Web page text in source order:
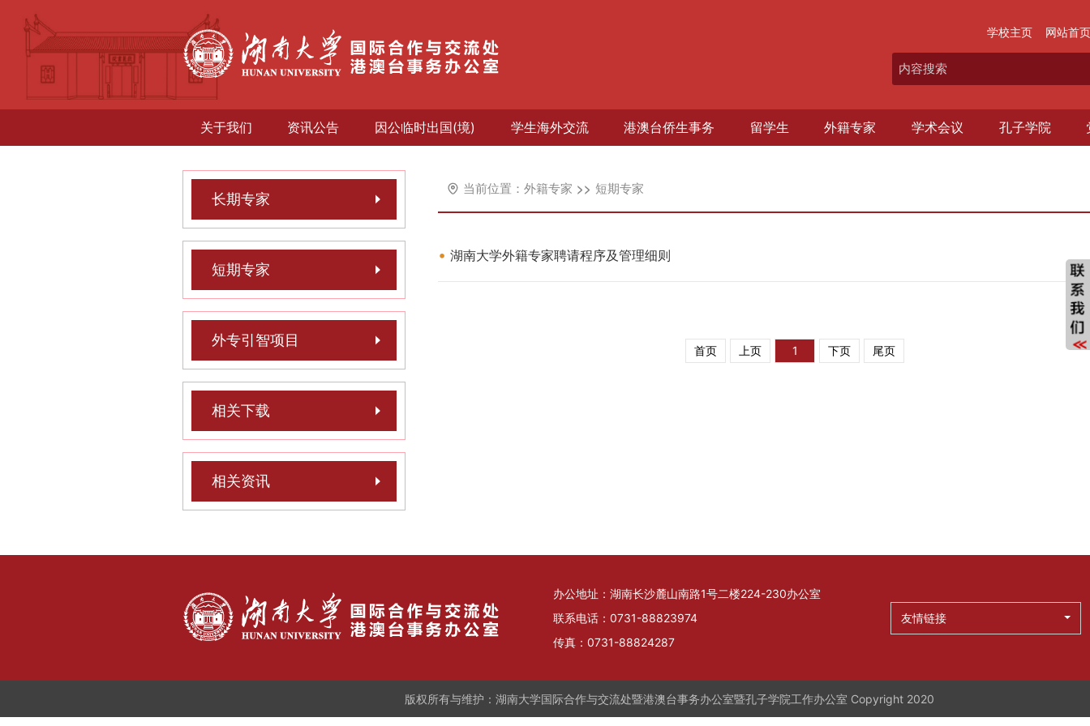
学校主页 网站首页
关于我们 资讯公告 因公临时出国(境) 学生海外交流 港澳台侨生事务 留学生 外籍专家 学术会议 孔子学院
长期专家
短期专家
外专引智项目
相关下载
相关资讯
外籍专家 短期专家
湖南大学外籍专家聘请程序及管理细则
首页 上页 1 下页 尾页
办公地址：湖南长沙麓山南路1号二楼224-230办公室
联系电话：0731-88823974
传真：0731-88824287
友情链接
版权所有与维护：湖南大学国际合作与交流处暨港澳台事务办公室暨孔子学院工作办公室 Copyright 2020